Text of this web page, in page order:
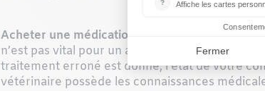
Acheter une médication en ligne, en
n’est pas vital pour un animal, n’en reste pas
traitement erroné est donné, l’état de votre
vétérinaire possède les connaissances